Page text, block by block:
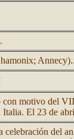
con motivo del
Italia. El 23 de
celebración del